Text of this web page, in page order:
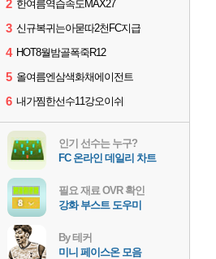
2 한여름역습속도MAX27
3 신규복귀는아묻따2천FC지급
4 HOT8월밤골폭죽R12
5 올여름엔삼색화채에이전트
6 내가찜한선수11강오이쉬
인기 선수는 누구?
FC 온라인 데일리 차트
필요 재료 OVR 확인
강화 부스트 도우미
By 테커
미니 페이스온 모음